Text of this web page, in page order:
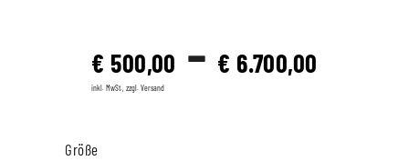
€ 500,00 – € 6.700,00
inkl. MwSt., zzgl. Versand
Größe